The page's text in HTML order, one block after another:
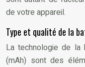
de votre appareil.
Type et qualité de la
La technologie de la
(mAh) sont des